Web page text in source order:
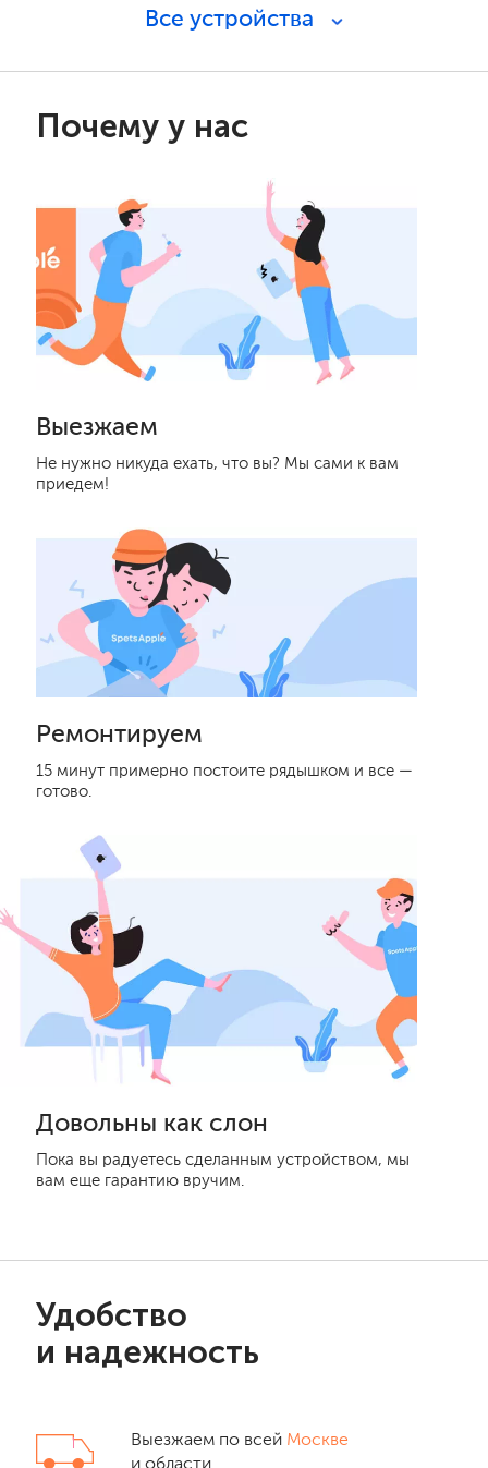
Все устройства
Почему у нас
Выезжаем
Не нужно никуда ехать, что вы? Мы сами к вам
приедем!
Ремонтируем
15 минут примерно постоите рядышком и все —
готово.
Довольны как слон
Пока вы радуетесь сделанным устройством, мы
вам еще гарантию вручим.
Удобство
и надежность
Выезжаем по всей Москве
и области